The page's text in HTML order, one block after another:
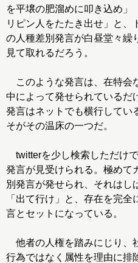
を平壌の肥溜めに叩き込め」
リピン人をたたき出せ」と、
の人種差別発言が白昼堂々繰
見て取れるだろう。
このような発言は、在特会
中によって発せられているだ
発言はネットでも横行してい
そがその温床の一つだ。
twitterを少し検索しただけ
発言が見受けられる。極めて
別発言が発せられ、それはし
「出て行け」と、存在を完全
言とセットになっている。
他者の人権を踏みにじり、
行為ではなく属性を理由に排